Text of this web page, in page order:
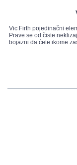
Vic Firth pojedinačni
Prave se od čiste
bojazni da ćete ikome